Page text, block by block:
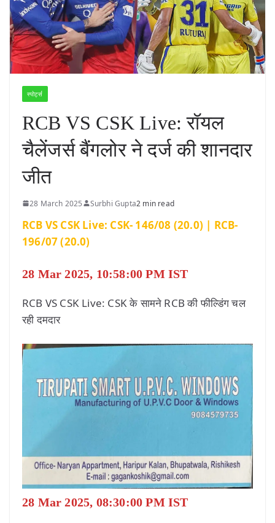
स्पोर्ट्स
RCB VS CSK Live: रॉयल
चैलेंजर्स बैंगलोर ने दर्ज की शानदार
जीत
28 March 2025 Surbhi Gupta2 min read
RCB VS CSK Live: CSK- 146/08 (20.0) | RCB-
196/07 (20.0)
28 Mar 2025, 10:58:00 PM IST
RCB VS CSK Live: CSK के सामने RCB की फील्डिंग चल
रही दमदार
28 Mar 2025, 08:30:00 PM IST